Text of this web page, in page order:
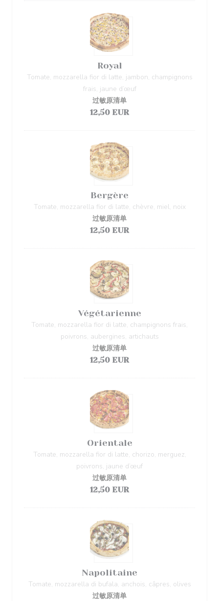
Royal
Tomate, mozzarella fior di latte, jambon, champignons
frais, jaune d’œuf
过敏原清单
12,50 EUR
Bergère
Tomate, mozzarella fior di latte, chèvre, miel, noix
过敏原清单
12,50 EUR
Végétarienne
Tomate, mozzarella fior di latte, champignons frais,
poivrons, aubergines, artichauts
过敏原清单
12,50 EUR
Orientale
Tomate, mozzarella fior di latte, chorizo, merguez,
poivrons, jaune d’œuf
过敏原清单
12,50 EUR
Napolitaine
Tomate, mozzarella di bufala, anchois, câpres, olives
过敏原清单